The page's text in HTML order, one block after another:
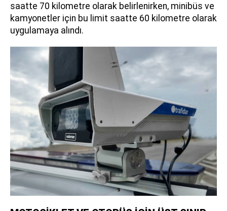
saatte 70 kilometre olarak belirlenirken, minibüs ve
kamyonetler için bu limit saatte 60 kilometre olarak
uygulamaya alındı.